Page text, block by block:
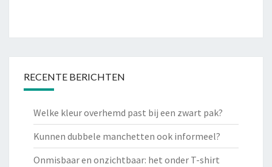
RECENTE BERICHTEN
Welke kleur overhemd past bij een zwart pak?
Kunnen dubbele manchetten ook informeel?
Onmisbaar en onzichtbaar: het onder T-shirt